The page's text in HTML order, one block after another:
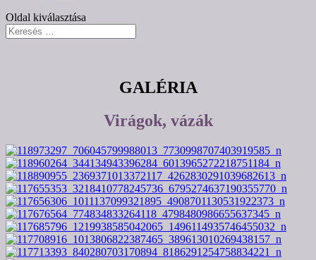
Oldal kiválasztása
GALÉRIA
Virágok, vázák